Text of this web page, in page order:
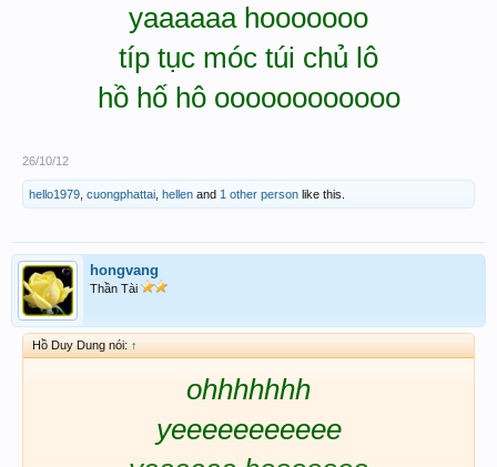
yaaaaaa hooooooo
típ tục móc túi chủ lô
hồ hố hô oooooooooooo
26/10/12
hello1979 cuongphattai hellen and 1 other person like this.
hongvang
Thần Tài
Hồ Duy Dung nói: ↑
ohhhhhhh
yeeeeeeeeeee